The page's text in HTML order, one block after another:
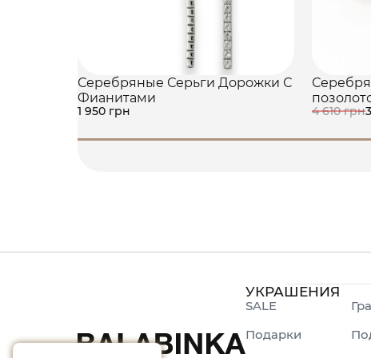
Серебряные Серьги Дорожки С
Фианитами
1 950 грн 4 610 грн
УКРАШЕНИЯ
SALE
Подарки